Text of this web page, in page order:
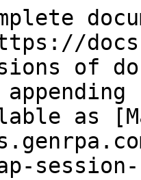
of
as
session-